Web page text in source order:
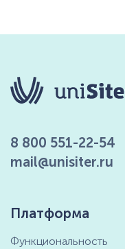
8 800 551-22-54
mail@unisiter.ru
Платформа
Функциональность